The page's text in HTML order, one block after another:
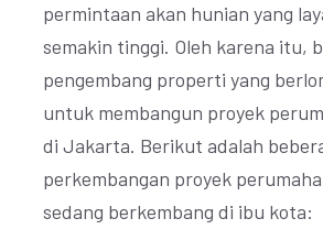
permintaan akan hunian yang
semakin tinggi. Oleh karena itu,
pengembang properti yang
untuk membangun proyek
di Jakarta. Berikut adalah
perkembangan proyek
sedang berkembang di ibu kota: